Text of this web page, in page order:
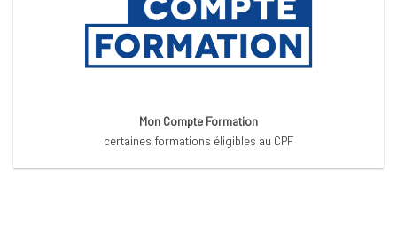
Mon Compte Formation
certaines formations éligibles au CPF